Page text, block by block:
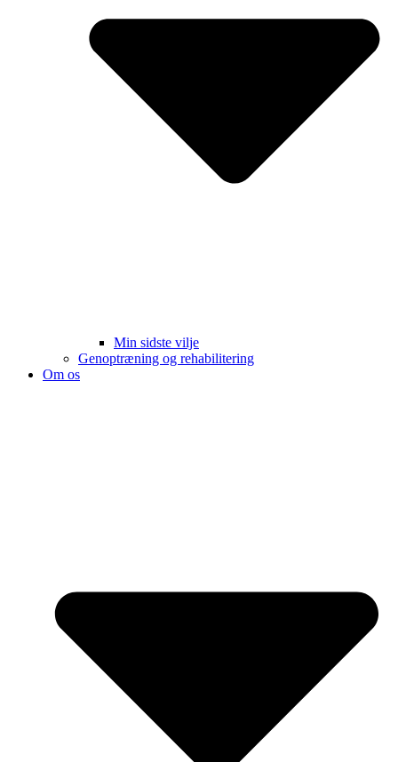
Min sidste vilje
Genoptræning og rehabilitering
Om os